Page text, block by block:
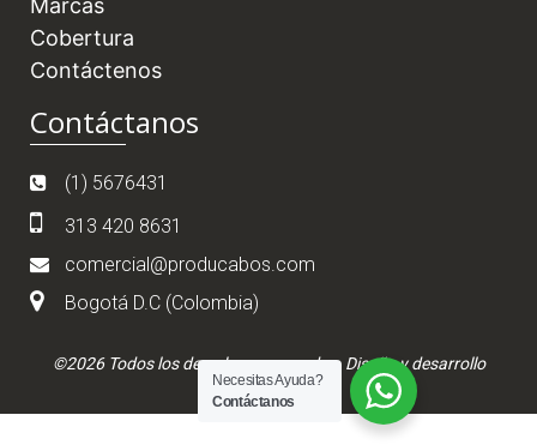
Productos
Marcas
Contáctenos
Contáctanos
(1) 5676431
313 420 8631
comercial@producabos.com
Bogotá D.C (Colombia)
©2026 Todos los derechos reservados. Diseño y desarrollo
Necesitas Ayuda?
Contáctanos